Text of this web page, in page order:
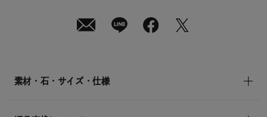
素材・石・サイズ・仕様